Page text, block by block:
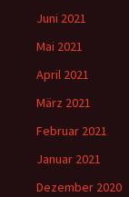
Juni 2021
Mai 2021
April 2021
März 2021
Februar 2021
Januar 2021
Dezember 2020